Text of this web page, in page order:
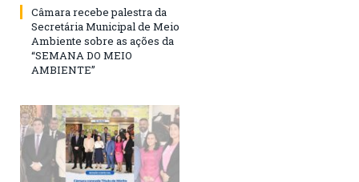
Câmara recebe palestra da
Secretária Municipal de Meio
Ambiente sobre as ações da
“SEMANA DO MEIO
AMBIENTE”